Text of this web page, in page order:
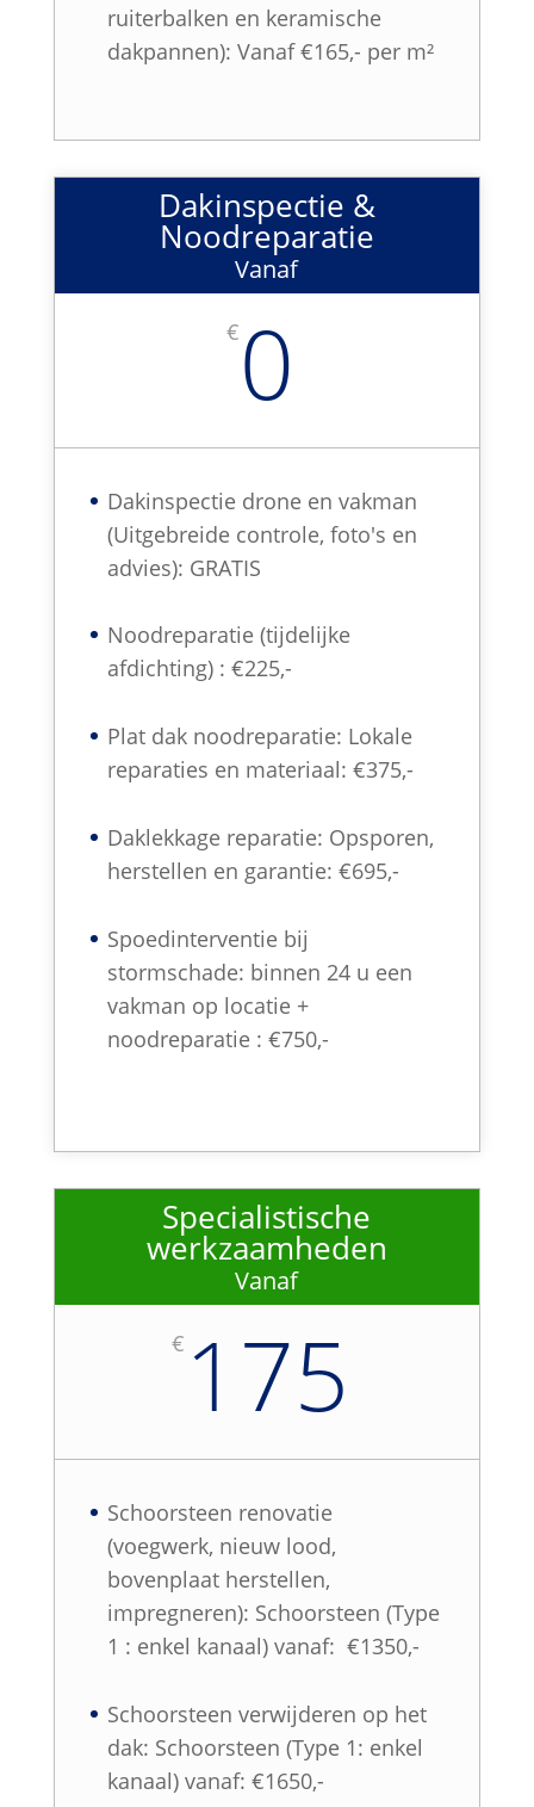
ruiterbalken en keramische
dakpannen): Vanaf €165,- per m²
Dakinspectie &
Noodreparatie
Vanaf
€ 0
Dakinspectie drone en vakman
(Uitgebreide controle, foto's en
advies): GRATIS
Noodreparatie (tijdelijke
afdichting) : €225,-
Plat dak noodreparatie: Lokale
reparaties en materiaal: €375,-
Daklekkage reparatie: Opsporen,
herstellen en garantie: €695,-
Spoedinterventie bij
stormschade: binnen 24 u een
vakman op locatie +
noodreparatie : €750,-
Specialistische
werkzaamheden
Vanaf
€ 175
Schoorsteen renovatie
(voegwerk, nieuw lood,
bovenplaat herstellen,
impregneren): Schoorsteen (Type
1 : enkel kanaal) vanaf: €1350,-
Schoorsteen verwijderen op het
dak: Schoorsteen (Type 1: enkel
kanaal) vanaf: €1650,-